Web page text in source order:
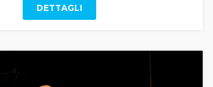
DETTAGLI